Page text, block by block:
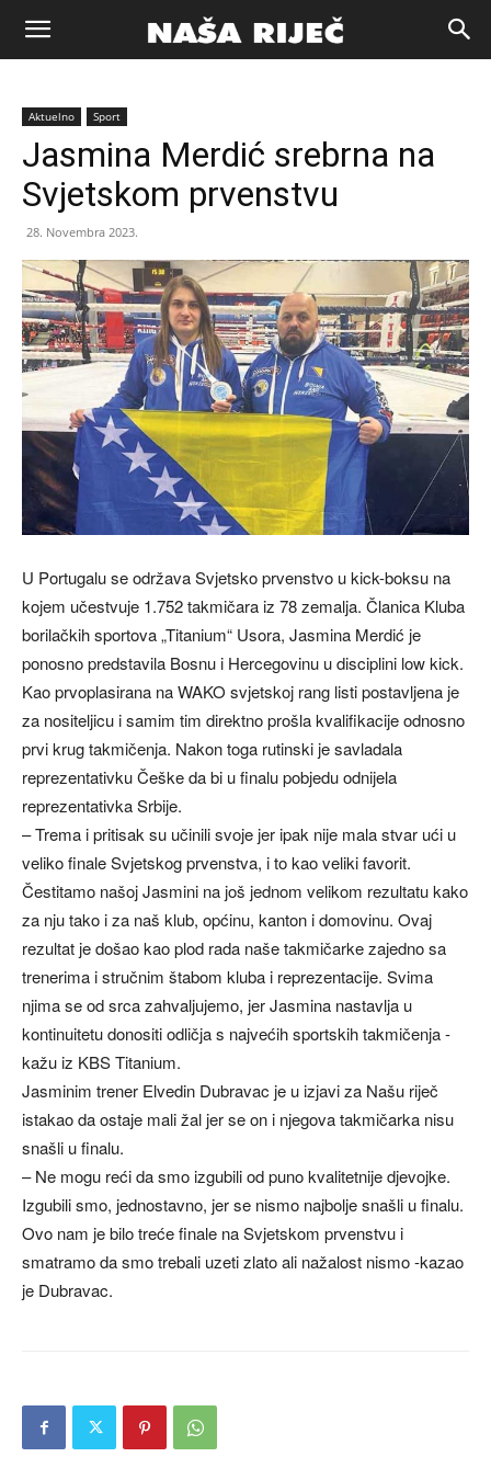
Naša
riječ
Aktuelno Sport
Jasmina Merdić srebrna na
Svjetskom prvenstvu
28. Novembra 2023.
U Portugalu se održava Svjetsko prvenstvo u kick-boksu na
kojem učestvuje 1.752 takmičara iz 78 zemalja. Članica Kluba
borilačkih sportova „Titanium“ Usora, Jasmina Merdić je
ponosno predstavila Bosnu i Hercegovinu u disciplini low kick.
Kao prvoplasirana na WAKO svjetskoj rang listi postavljena je
za nositeljicu i samim tim direktno prošla kvalifikacije odnosno
prvi krug takmičenja. Nakon toga rutinski je savladala
reprezentativku Češke da bi u finalu pobjedu odnijela
reprezentativka Srbije.
– Trema i pritisak su učinili svoje jer ipak nije mala stvar ući u
veliko finale Svjetskog prvenstva, i to kao veliki favorit.
Čestitamo našoj Jasmini na još jednom velikom rezultatu kako
za nju tako i za naš klub, općinu, kanton i domovinu. Ovaj
rezultat je došao kao plod rada naše takmičarke zajedno sa
trenerima i stručnim štabom kluba i reprezentacije. Svima
njima se od srca zahvaljujemo, jer Jasmina nastavlja u
kontinuitetu donositi odličja s najvećih sportskih takmičenja -
kažu iz KBS Titanium.
Jasminim trener Elvedin Dubravac je u izjavi za Našu riječ
istakao da ostaje mali žal jer se on i njegova takmičarka nisu
snašli u finalu.
– Ne mogu reći da smo izgubili od puno kvalitetnije djevojke.
Izgubili smo, jednostavno, jer se nismo najbolje snašli u finalu.
Ovo nam je bilo treće finale na Svjetskom prvenstvu i
smatramo da smo trebali uzeti zlato ali nažalost nismo -kazao
je Dubravac.